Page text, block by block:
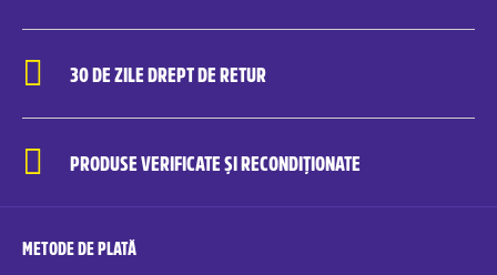
30 DE ZILE DREPT DE RETUR
PRODUSE VERIFICATE ȘI RECONDIȚIONATE
METODE DE PLATĂ